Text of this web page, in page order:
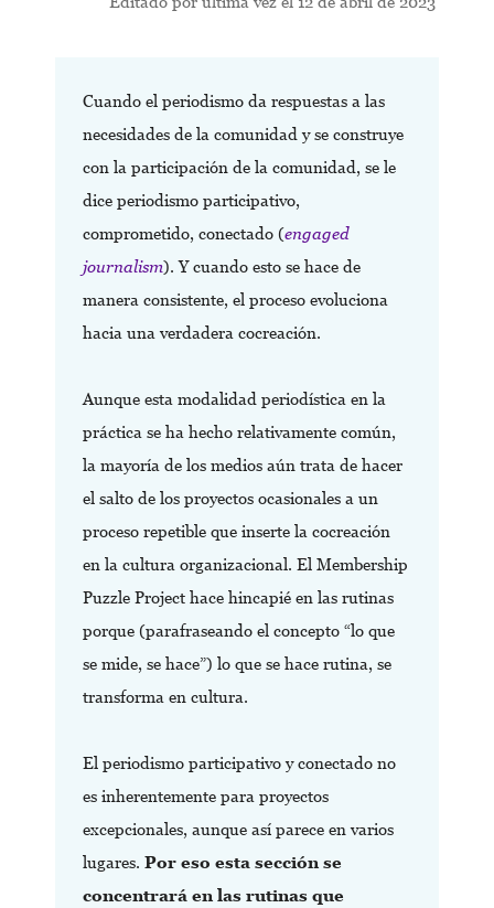
Cuando el periodismo da respuestas a las
necesidades de la comunidad y se construye
con la participación de la comunidad, se le
dice periodismo participativo,
comprometido, conectado (engaged
journalism). Y cuando esto se hace de
manera consistente, el proceso evoluciona
hacia una verdadera cocreación.
Aunque esta modalidad periodística en la
práctica se ha hecho relativamente común,
la mayoría de los medios aún trata de hacer
el salto de los proyectos ocasionales a un
proceso repetible que inserte la cocreación
en la cultura organizacional. El Membership
Puzzle Project hace hincapié en las rutinas
porque (parafraseando el concepto “lo que
se mide, se hace”) lo que se hace rutina, se
transforma en cultura.
El periodismo participativo y conectado no
es inherentemente para proyectos
excepcionales, aunque así parece en varios
lugares. Por eso esta sección se
concentrará en las rutinas que